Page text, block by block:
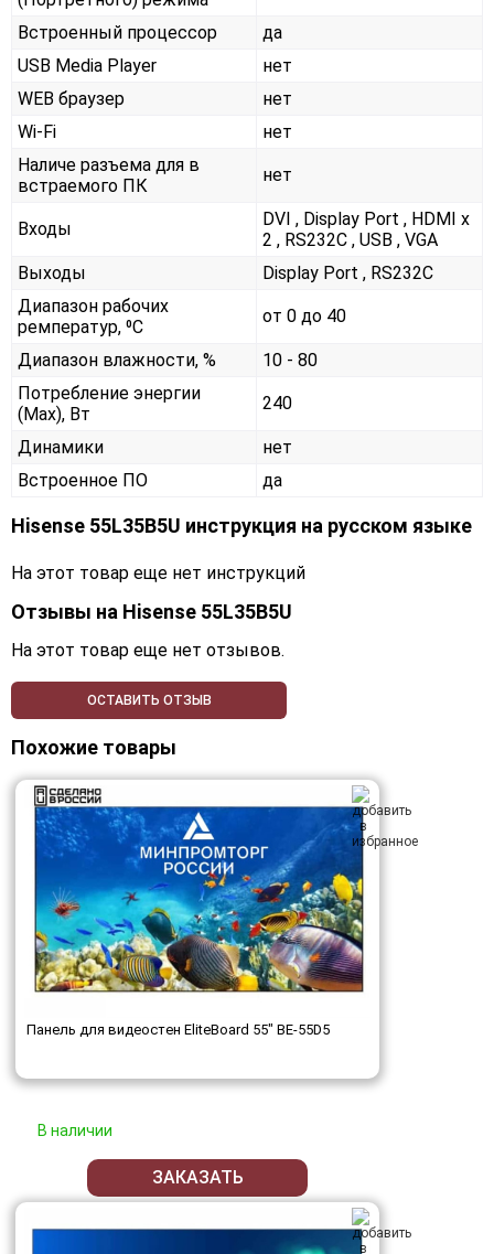
Встроенный процессор
да
USB Media Player
нет
WEB браузер
нет
Wi-Fi
нет
Наличе разъема для в
встраемого ПК
нет
Входы
DVI , Display Port , HDMI x
2 , RS232С , USB , VGA
Выходы
Display Port , RS232С
Диапазон рабочих
ремператур, ⁰С
от 0 до 40
Диапазон влажности, %
10 - 80
Потребление энергии
(Max), Вт
240
Динамики
нет
Встроенное ПО
да
Hisense 55L35B5U инструкция на русском языке
На этот товар еще нет инструкций
Отзывы на Hisense 55L35B5U
На этот товар еще нет отзывов.
ОСТАВИТЬ ОТЗЫВ
Похожие товары
Панель для видеостен EliteBoard 55" BE-55D5
В наличии
ЗАКАЗАТЬ